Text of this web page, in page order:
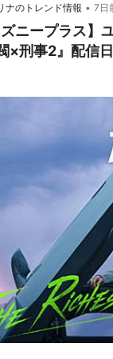
ナのトレンド情報 • 7日
ズニープラス】
×刑事2』配信